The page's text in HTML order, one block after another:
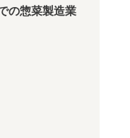
の惣菜製造業